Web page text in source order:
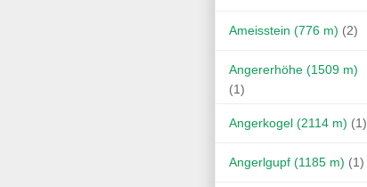
Ameisstein (776 m) (2)
Angererhöhe (1509 m)
(1)
Angerkogel (2114 m) (1)
Angerlgupf (1185 m) (1)